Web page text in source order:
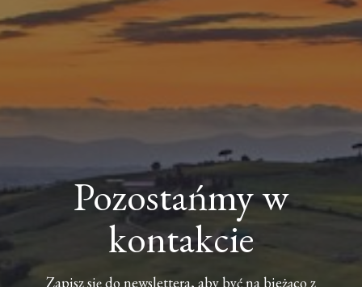
Pozostańmy w
kontakcie
Zapisz się do newslettera, aby być na bieżąco z